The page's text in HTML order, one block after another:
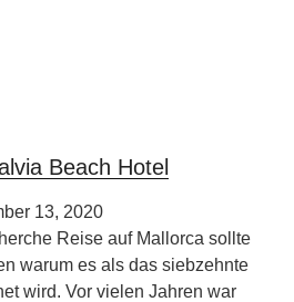
Beach Hotel
13, 2020
Reise auf Mallorca sollte
warum es als das siebzehnte
wird. Vor vielen Jahren war